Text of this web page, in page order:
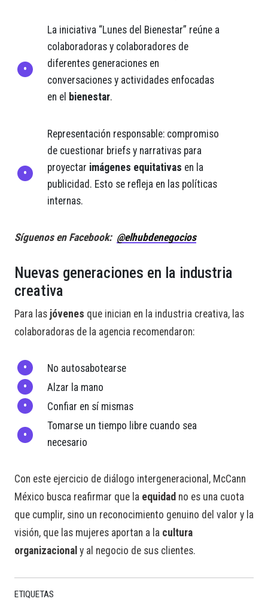
La iniciativa “Lunes del Bienestar” reúne a
colaboradoras y colaboradores de
diferentes generaciones en
conversaciones y actividades enfocadas
en el bienestar.
Representación responsable: compromiso
de cuestionar briefs y narrativas para
proyectar imágenes equitativas en la
publicidad. Esto se refleja en las políticas
internas.
Síguenos en Facebook: @elhubdenegocios
Nuevas generaciones en la industria
creativa
Para las jóvenes que inician en la industria creativa, las
colaboradoras de la agencia recomendaron:
No autosabotearse
Alzar la mano
Confiar en sí mismas
Tomarse un tiempo libre cuando sea
necesario
Con este ejercicio de diálogo intergeneracional, McCann
México busca reafirmar que la equidad no es una cuota
que cumplir, sino un reconocimiento genuino del valor y la
visión, que las mujeres aportan a la cultura
organizacional y al negocio de sus clientes.
ETIQUETAS